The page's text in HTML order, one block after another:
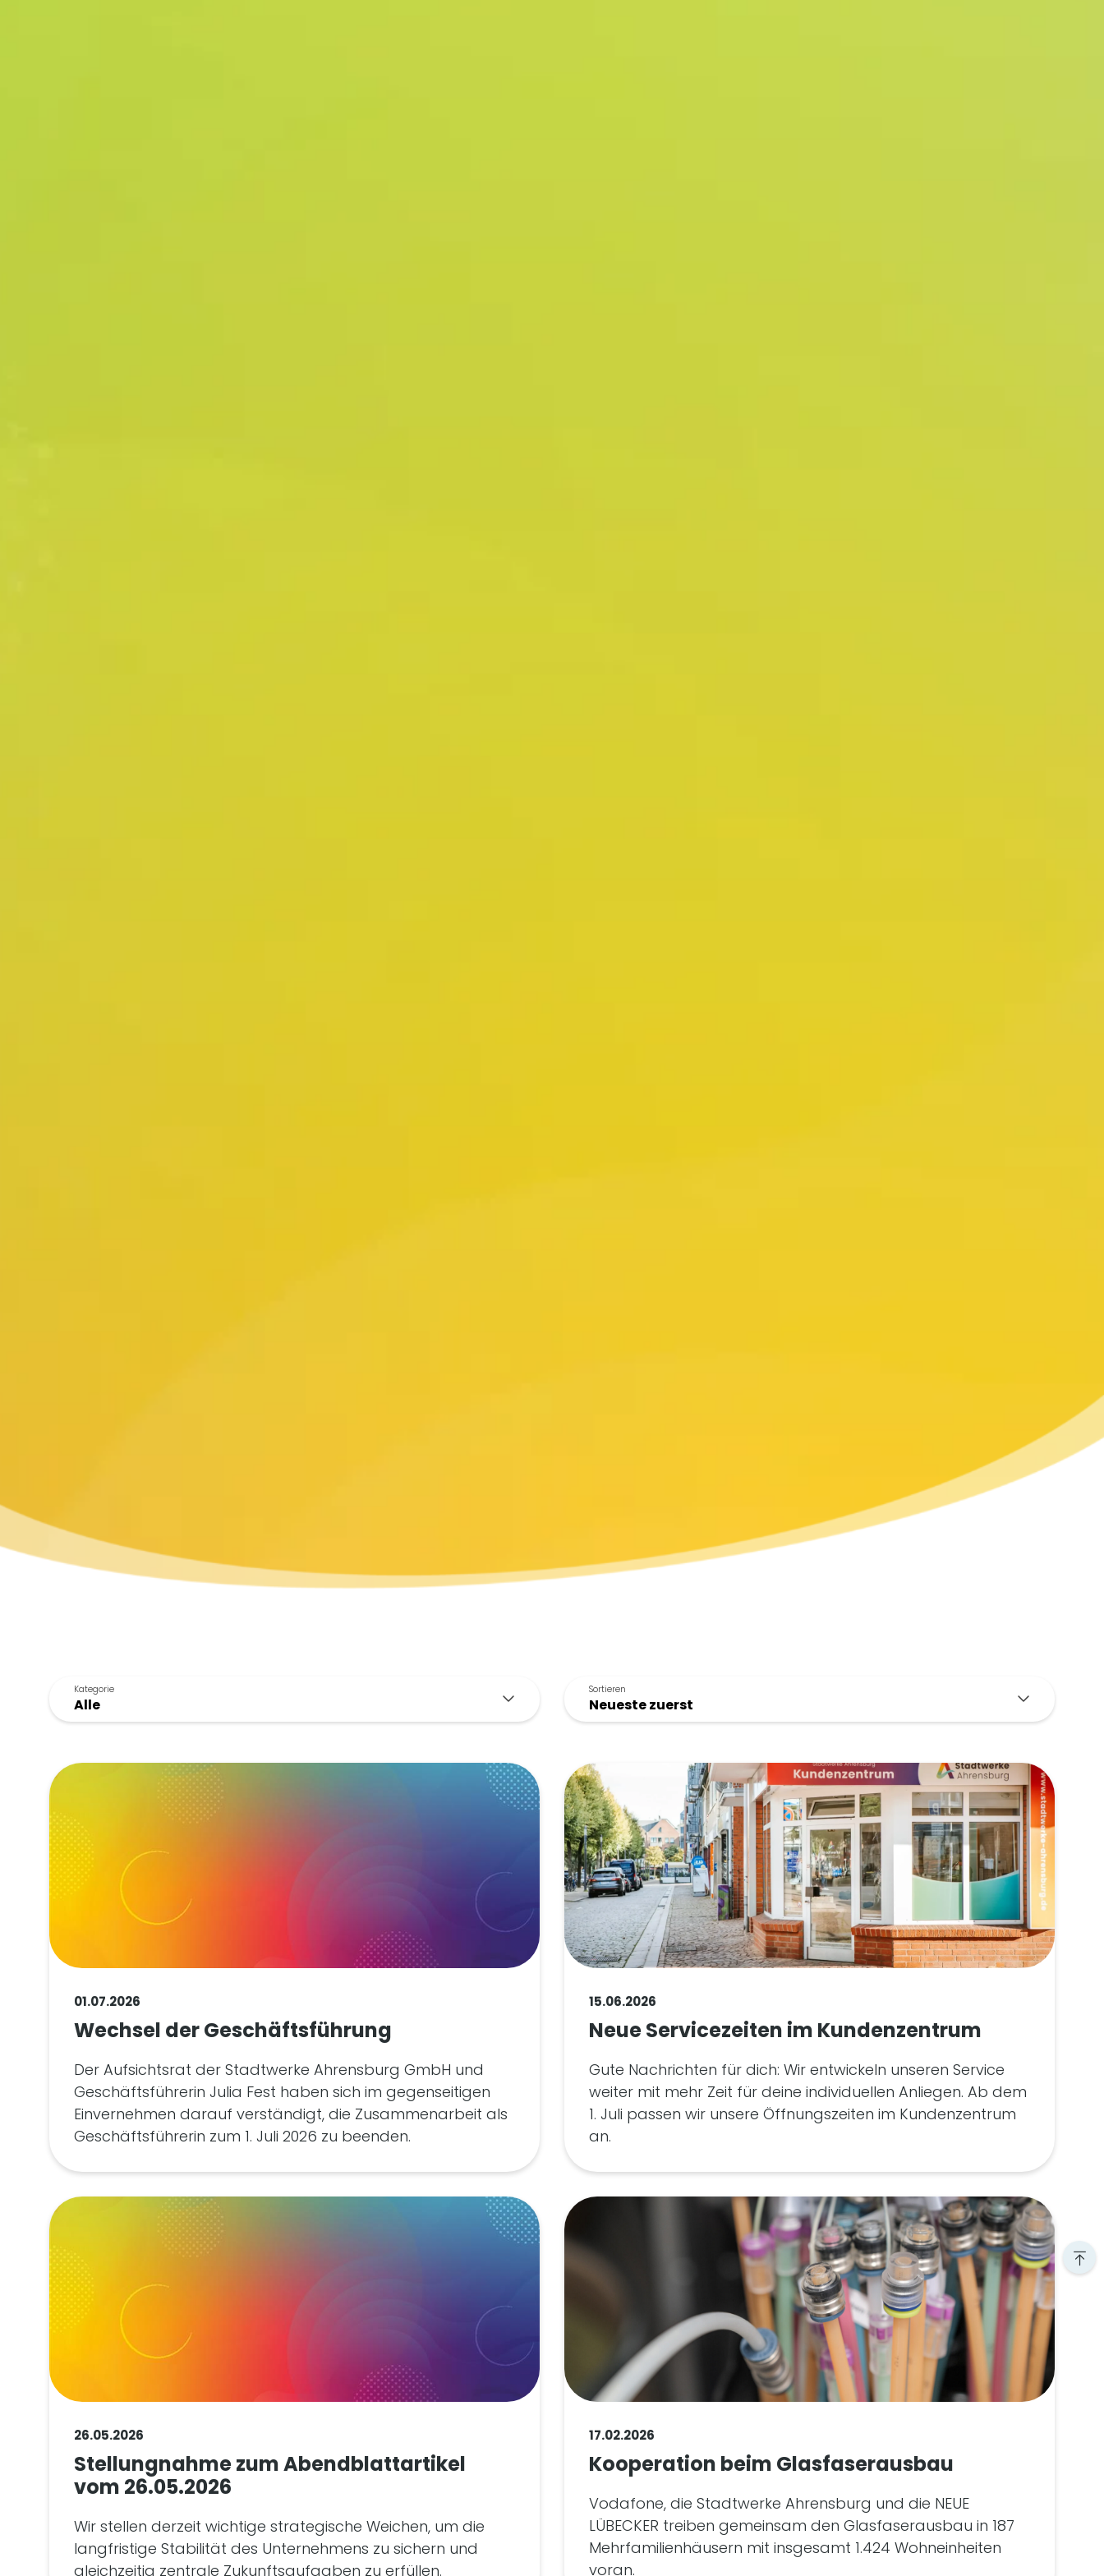
Kategorie
Kategorie
Sortieren
Sortieren
01.07.2026
Wechsel der Geschäftsführung
Der Aufsichtsrat der Stadtwerke Ahrensburg GmbH und
Geschäftsführerin Julia Fest haben sich im gegenseitigen
Einvernehmen darauf verständigt, die Zusammenarbeit als
Geschäftsführerin zum 1. Juli 2026 zu beenden.
Wechsel der Geschäftsführung
15.06.2026
Neue Servicezeiten im Kundenzentrum
Gute Nachrichten für dich: Wir entwickeln unseren Service
weiter mit mehr Zeit für deine individuellen Anliegen. Ab dem
1. Juli passen wir unsere Öffnungszeiten im Kundenzentrum
an.
Neue Servicezeiten im Kundenzentrum
26.05.2026
Stellungnahme zum Abendblattartikel
vom 26.05.2026
Wir stellen derzeit wichtige strategische Weichen, um die
langfristige Stabilität des Unternehmens zu sichern und
gleichzeitig zentrale Zukunftsaufgaben zu erfüllen.
Stellungnahme zum Abendblattartikel vom 26.05.2026
17.02.2026
Kooperation beim Glasfaserausbau
Vodafone, die Stadtwerke Ahrensburg und die NEUE
LÜBECKER treiben gemeinsam den Glasfaserausbau in 187
Mehrfamilienhäusern mit insgesamt 1.424 Wohneinheiten
voran.
Kooperation beim Glasfaserausbau